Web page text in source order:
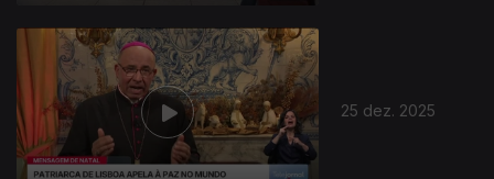
25 dez. 2025